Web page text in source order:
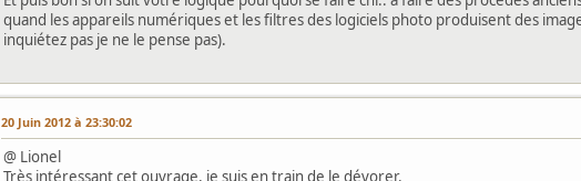
quand les appareils numériques et les filtres des logiciels photo produisent des
inquiétez pas je ne le pense pas).
20 Juin 2012 à 23:30:02
@ Lionel
Très intéressant cet ouvrage, je suis en train de le dévorer.